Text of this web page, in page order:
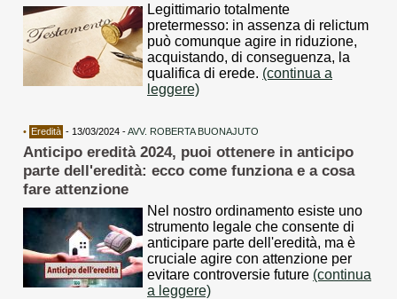
Legittimario totalmente
pretermesso: in assenza di relictum
può comunque agire in riduzione,
acquistando, di conseguenza, la
qualifica di erede. (continua a
leggere)
• Eredità - 13/03/2024 -AVV. ROBERTA BUONAJUTO
Anticipo eredità 2024, puoi ottenere in anticipo
parte dell'eredità: ecco come funziona e a cosa
fare attenzione
Nel nostro ordinamento esiste uno
strumento legale che consente di
anticipare parte dell'eredità, ma è
cruciale agire con attenzione per
evitare controversie future (continua
a leggere)